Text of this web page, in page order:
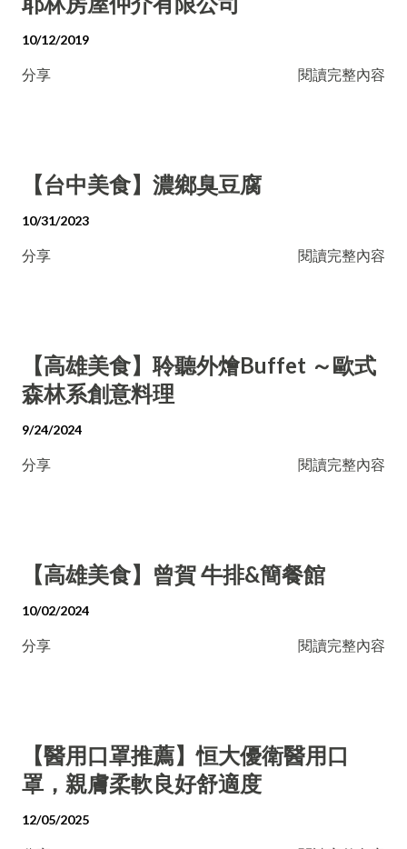
10/12/2019
分享 閱讀完整內容
【台中美食】濃鄉臭豆腐
10/31/2023
分享 閱讀完整內容
【高雄美食】聆聽外燴Buffet ～歐式
森林系創意料理
9/24/2024
分享 閱讀完整內容
【高雄美食】曾賀 牛排&簡餐館
10/02/2024
分享 閱讀完整內容
【醫用口罩推薦】恒大優衛醫用口
罩，親膚柔軟良好舒適度
12/05/2025